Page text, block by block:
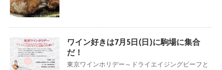
ワイン好きは7月5日(日)に駒場に集合
だ！
東京ワインホリデー～ドライエイジングビーフと